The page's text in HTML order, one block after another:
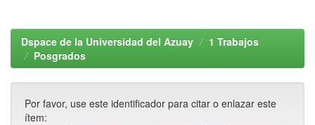
Dspace de la Universidad del Azuay
1 Trabajos
Posgrados
Por favor, use este identificador para citar o enlazar este
ítem: